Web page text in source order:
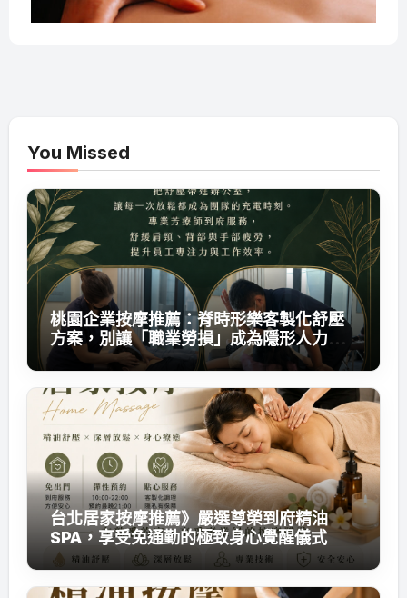
You Missed
桃園企業按摩推薦：脊時形樂客製化舒壓
方案，別讓「職業勞損」成為隱形人力成
本
台北居家按摩推薦》嚴選尊榮到府精油
SPA，享受免通勤的極致身心覺醒儀式